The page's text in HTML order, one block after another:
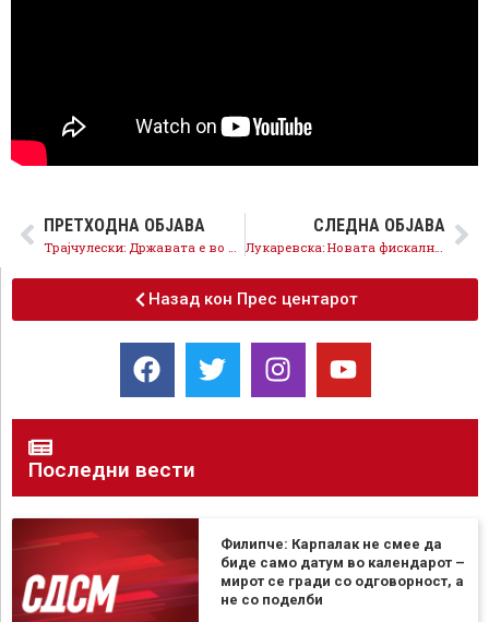
ПРЕТХОДНА ОБЈАВА СЛЕДНА ОБЈАВА
Лукаревска: Новата фискална стратегија не нуди системски реформи, туку должничко ропство
Назад кон Прес центарот
Последни вести
Филипче: Карпалак не смее да
биде само датум во календарот –
мирот се гради со одговорност, а
не со поделби